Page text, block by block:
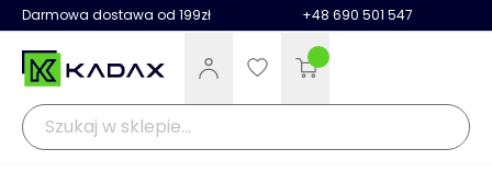
Darmowa dostawa od 199zł +48 690 501 547